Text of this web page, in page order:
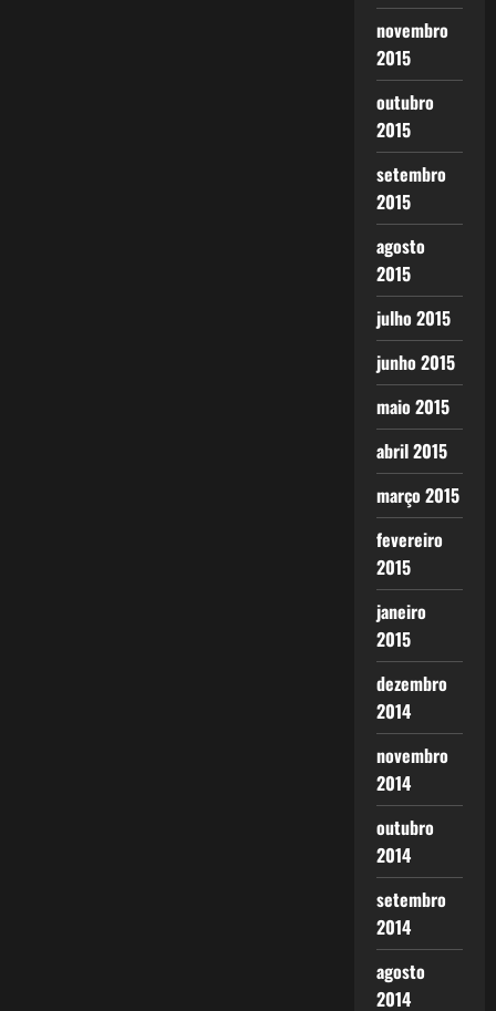
novembro
2015
outubro
2015
setembro
2015
agosto
2015
julho 2015
junho 2015
maio 2015
abril 2015
março 2015
fevereiro
2015
janeiro
2015
dezembro
2014
novembro
2014
outubro
2014
setembro
2014
agosto
2014